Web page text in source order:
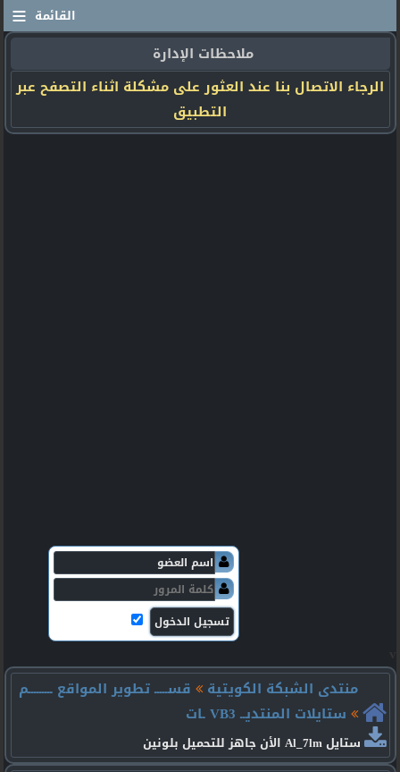
≡ القائمة
ملاحظات الإدارة
الرجاء الاتصال بنا عند العثور على مشكلة اثناء التصفح عبر
التطبيق
منتدى الشبكة الكويتية
قســـــ تطوير المواقع ـــــــــم
ستايلات المنتديــ VB3 ـات
ستايل Al_7lm الأن جاهز للتحميل بلونين